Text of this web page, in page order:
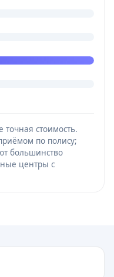
стоимость.
по полису;
большинство
центры с